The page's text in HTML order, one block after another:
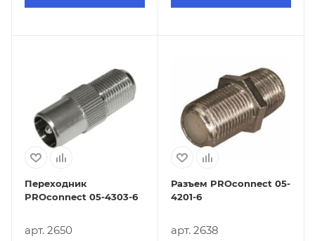
Переходник
PROconnect 05-4303-6
арт. 2650
Разъем PROconnect 05-
4201-6
арт. 2638